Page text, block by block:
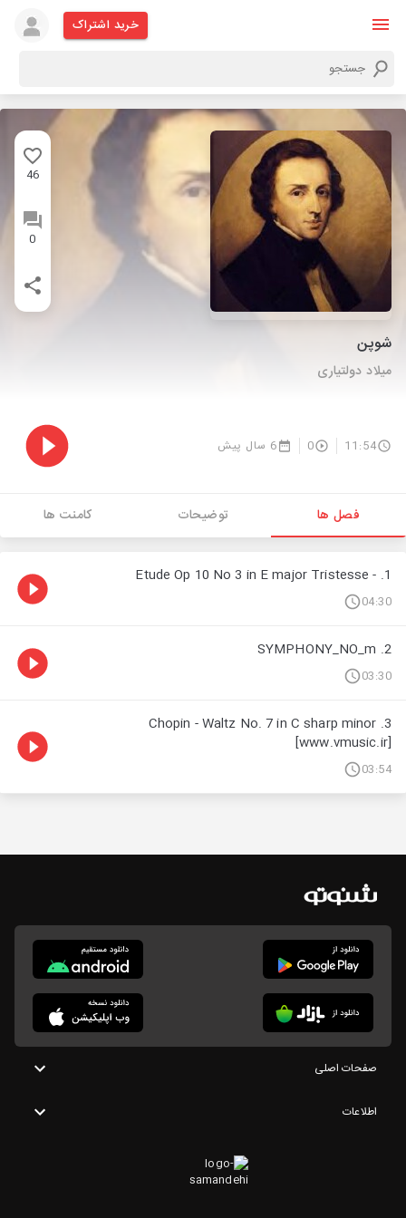
خرید اشتراک
46
0
شوپن
میلاد دولتیاری
11:54
0 6 سال پیش
فصل ها توضیحات کامنت ها
1. - Etude Op 10 No 3 in E major Tristesse
04:30
2. SYMPHONY_NO_m
03:30
3. Chopin - Waltz No. 7 in C sharp minor
[www.vmusic.ir]
03:54
صفحات اصلی
اطلاعات